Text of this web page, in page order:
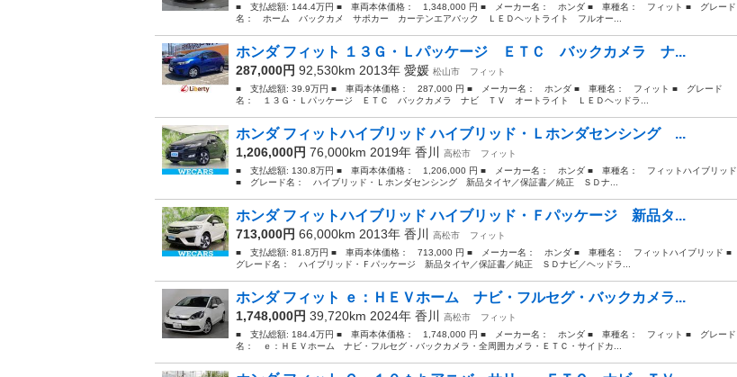
■ 支払総額: 144.4万円 ■ 車両本体価格： 1,348,000 円 ■ メーカー名： ホンダ ■ 車種名： フィット ■ グレード
名： ホーム バックカメ サポカー カーテンエアバック ＬＥＤヘットライト フルオー...
ホンダ フィット １３Ｇ・Ｌパッケージ ＥＴＣ バックカメラ ナ...
287,000円 92,530km 2013年 愛媛 松山市
フィット
■ 支払総額: 39.9万円 ■ 車両本体価格： 287,000 円 ■ メーカー名： ホンダ ■ 車種名： フィット ■ グレード
名： １３Ｇ・Ｌパッケージ ＥＴＣ バックカメラ ナビ ＴＶ オートライト ＬＥＤヘッドラ...
ホンダ フィットハイブリッド ハイブリッド・Ｌホンダセンシング ...
1,206,000円 76,000km 2019年 香川 高松市
フィット
■ 支払総額: 130.8万円 ■ 車両本体価格： 1,206,000 円 ■ メーカー名： ホンダ ■ 車種名： フィットハイブリッド
■ グレード名： ハイブリッド・Ｌホンダセンシング 新品タイヤ／保証書／純正 ＳＤナ...
ホンダ フィットハイブリッド ハイブリッド・Ｆパッケージ 新品タ...
713,000円 66,000km 2013年 香川 高松市
フィット
■ 支払総額: 81.8万円 ■ 車両本体価格： 713,000 円 ■ メーカー名： ホンダ ■ 車種名： フィットハイブリッド ■
グレード名： ハイブリッド・Ｆパッケージ 新品タイヤ／保証書／純正 ＳＤナビ／ヘッドラ...
ホンダ フィット ｅ：ＨＥＶホーム ナビ・フルセグ・バックカメラ...
1,748,000円 39,720km 2024年 香川 高松市
フィット
■ 支払総額: 184.4万円 ■ 車両本体価格： 1,748,000 円 ■ メーカー名： ホンダ ■ 車種名： フィット ■ グレード
名： ｅ：ＨＥＶホーム ナビ・フルセグ・バックカメラ・全周囲カメラ・ＥＴＣ・サイドカ...